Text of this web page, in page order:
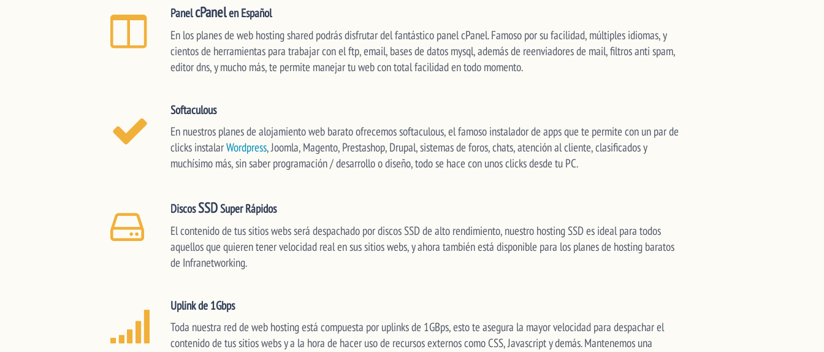
PanelcPanelen Español
En los planes de web hosting shared podrás disfrutar del fantástico panel cPanel. Famoso por su facilidad, múltiples idiomas, y
cientos de herramientas para trabajar con el ftp, email, bases de datos mysql, además de reenviadores de mail, filtros anti spam,
editor dns, y mucho más, te permite manejar tu web con total facilidad en todo momento.
Softaculous
En nuestros planes de alojamiento web barato ofrecemos softaculous, el famoso instalador de apps que te permite con un par de
clicks instalarWordpress, Joomla, Magento, Prestashop, Drupal, sistemas de foros, chats, atención al cliente, clasificados y
muchísimo más, sin saber programación / desarrollo o diseño, todo se hace con unos clicks desde tu PC.
DiscosSSDSuper Rápidos
El contenido de tus sitios webs será despachado por discos SSD de alto rendimiento, nuestro hosting SSD es ideal para todos
aquellos que quieren tener velocidad real en sus sitios webs, y ahora también está disponible para los planes de hosting baratos
de Infranetworking.
Uplink de 1Gbps
Toda nuestra red de web hosting está compuesta por uplinks de 1GBps, esto te asegura la mayor velocidad para despachar el
contenido de tus sitios webs y a la hora de hacer uso de recursos externos como CSS, Javascript y demás. Mantenemos una